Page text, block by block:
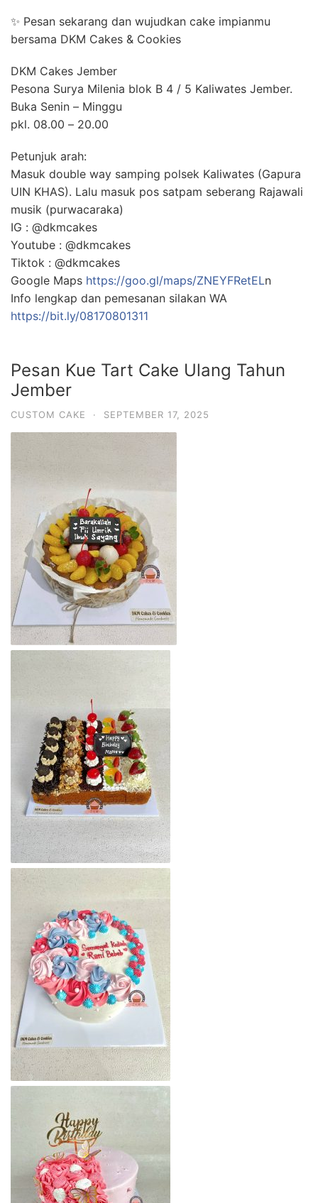
✨ Pesan sekarang dan wujudkan cake impianmu
bersama DKM Cakes & Cookies
DKM Cakes Jember
Pesona Surya Milenia blok B 4 / 5 Kaliwates Jember.
Buka Senin – Minggu
pkl. 08.00 – 20.00
Petunjuk arah:
Masuk double way samping polsek Kaliwates (Gapura
UIN KHAS). Lalu masuk pos satpam seberang Rajawali
musik (purwacaraka)
IG : @dkmcakes
Youtube : @dkmcakes
Tiktok : @dkmcakes
Google Maps https://goo.gl/maps/ZNEYFRetELn
https://bit.ly/08170801311
Pesan Kue Tart Cake Ulang Tahun
Jember
CUSTOM CAKE · SEPTEMBER 17, 2025